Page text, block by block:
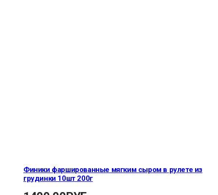
Финики фаршированные мягким сыром в рулете из
грудинки 10шт 200г